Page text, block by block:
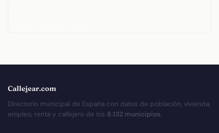
Callejear.com
Directorio municipal de España con datos de población, vivienda,
empleo, renta y callejero de los 8.132 municipios.